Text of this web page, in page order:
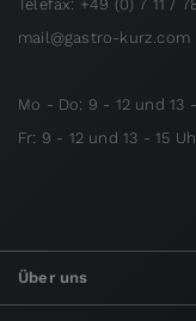
Telefax: +49 (0) 7 11 /
mail@gastro-kurz.com
Mo - Do: 9 - 12 und 13
Fr: 9 - 12 und 13 - 15
Über uns